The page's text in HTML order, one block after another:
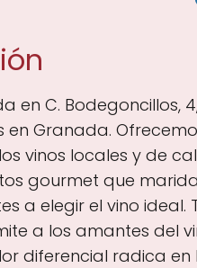
en C. Bodegoncillos,
en Granada.
vinos locales y de
gourmet que
a elegir el vino
a los amantes del
diferencial radica